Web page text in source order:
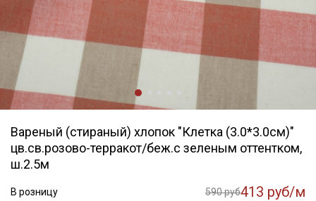
Вареный (стираный) хлопок "Клетка (3.0*3.0см)"
цв.св.розово-терракот/беж.с зеленым оттентком,
ш.2.5м
В розницу 590 руб413 руб/м